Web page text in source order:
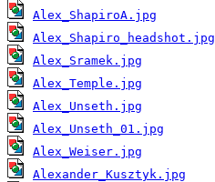
Alex_ShapiroA.jpg
Alex_Shapiro_headshot.jpg
Alex_Sramek.jpg
Alex_Temple.jpg
Alex_Unseth.jpg
Alex_Unseth_01.jpg
Alex_Weiser.jpg
Alexander_Kusztyk.jpg